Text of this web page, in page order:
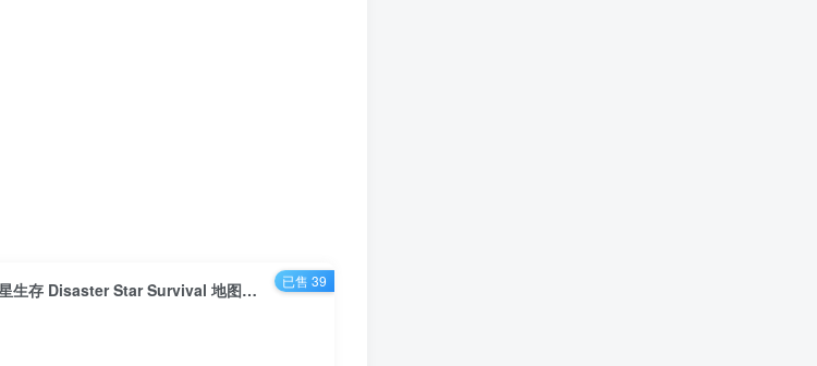
我的世界1.16.5灾难之星生存 Disaster Star Survival 地图存档 已售 39